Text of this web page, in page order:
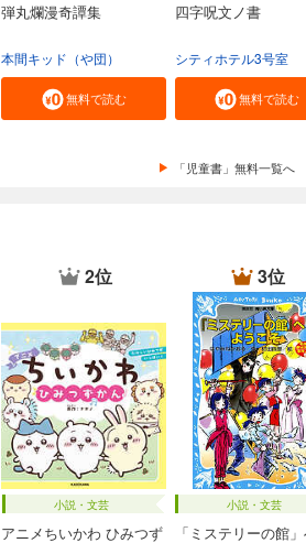
弾丸爛漫奇譚集
本間キッド（や団）
無料で読む
四字呪文ノ書
シティホテル3号室
無料で読む
「児童書」無料一覧へ
2位
小説・文芸
アニメちいかわ ひみつず
3位
小説・文芸
「ミステリーの館